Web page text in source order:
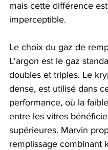
mais cette différence
imperceptible.
Le choix du gaz de
L'argon est le gaz
doubles et triples. Le
dense, est utilisé dans
performance, où la
entre les vitres
supérieures. Marvin
remplissage combinant